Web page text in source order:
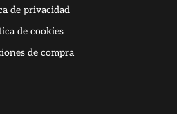
de privacidad
de cookies
de compra